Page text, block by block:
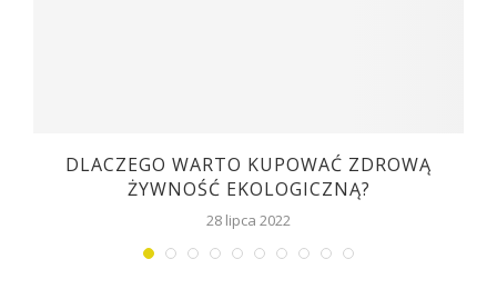
DLACZEGO WARTO KUPOWAĆ ZDROWĄ
ŻYWNOŚĆ EKOLOGICZNĄ?
28 lipca 2022